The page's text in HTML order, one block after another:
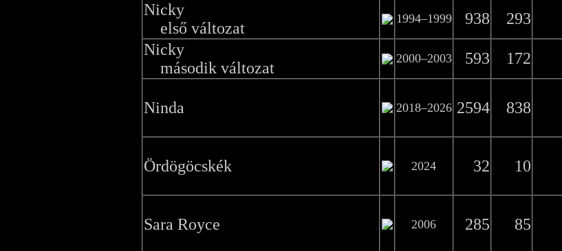
Nicky
első változat
1994–1999 938 293
Nicky
második változat
2000–2003 593 172
Ninda 2018–2026 2594 838
Ördögöcskék 2024 32 10
Sara Royce 2006 285 85